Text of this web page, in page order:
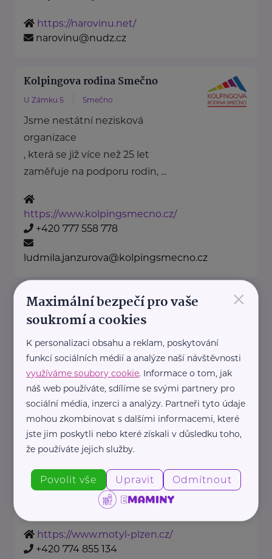
https://narovinu.net/
narovinu@nudz.cz
Kolpingova rodina Smečno
U Zámku 5 Smečno
Jsme nestátní nezisková
organizace
, která se již více než 25 let
zaměřuje na podporu rodin, ...
https://www.kolpingsmecno.cz/
+420 777 558 778
ludmila.janzurova@kolpingsmecno.cz
Ministerstvo zdravotnictví ČR
Palackého náměstí 375/4 Praha 2
https://www.mzcr.cz/
+420 224 971 111
mzcr@mzcr.cz
MOTÝL, z.ú.
Žlutická 22694/2 Plzeň
Organizace MOTÝL nabízí své
služby již od roku 2004.
Rodinné centrum
Vytváří prostor, kde mohou ...
https://www.motyl-plzen.cz/
+420 774 855 134
×
Maximální bezpečí pro vaše
soukromí a cookies
K personalizaci obsahu a reklam, poskytování
funkcí sociálních médií a analýze naší návštěvnosti
využíváme soubory cookie. Informace o tom, jak
náš web používáte, sdílíme se svými partnery pro
sociální média, inzerci a analýzy. Partneři tyto údaje
mohou zkombinovat s dalšími informacemi, které
jste jim poskytli nebo které získali v důsledku toho,
že používáte jejich služby.
Povolit vše Upravit Odmítnout